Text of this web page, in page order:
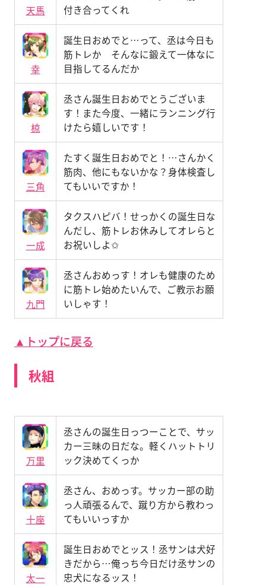
天馬
付き合ってくれ
幸
誕生日おめでと…って、丞は今日も
筋トレか そんなに鍛えて一体なに
目指してるんだか
椋
丞さん誕生日おめでとうございま
す！また今度、一緒にランニング行
けたら嬉しいです！
三角
たすく誕生日おめでと！…さんかく
筋肉、他にもないかな？身体検査し
てもいいですか！
一成
タクスハピバ！せっかくの誕生日な
んだし、筋トレお休みしてオレらと
お祝いしよ✩
九門
丞さんおめっす！オレも健康のため
に筋トレ始めたいんで、ご教示お願
いしゃす！
▲トップに戻る
秋組
万里
丞さんの誕生日っつーことで、サッ
カー三昧の日だな。軽くハットトリ
ック決めてくっか
十座
丞さん、おめっす。サッカー部の助
っ人頑張るんで、蹴り方から教わっ
てもいいっすか
太一
誕生日おめでとッス！丞サンは犬好
きだから…俺っち今日だけ丞サンの
忠犬になるッス！